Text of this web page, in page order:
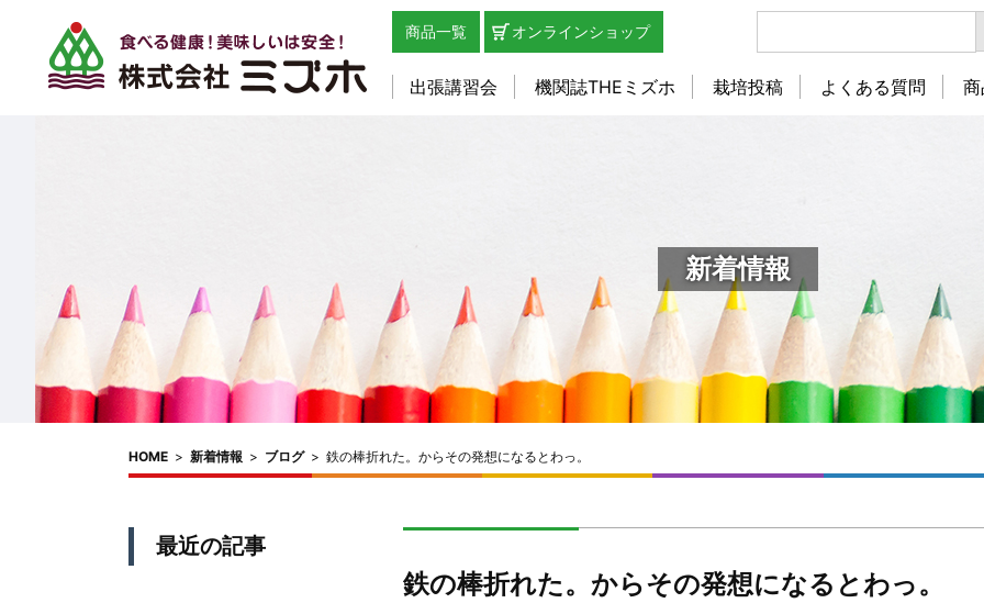
商品一覧 オンラインショップ
出張講習会 機関誌THEミズホ 栽培投稿 よくある質問
新着情報
HOME > 新着情報 > ブログ> 鉄の棒折れた。からその発想になるとわっ。
鉄の棒折れた。からその発想になるとわっ。
最近の記事